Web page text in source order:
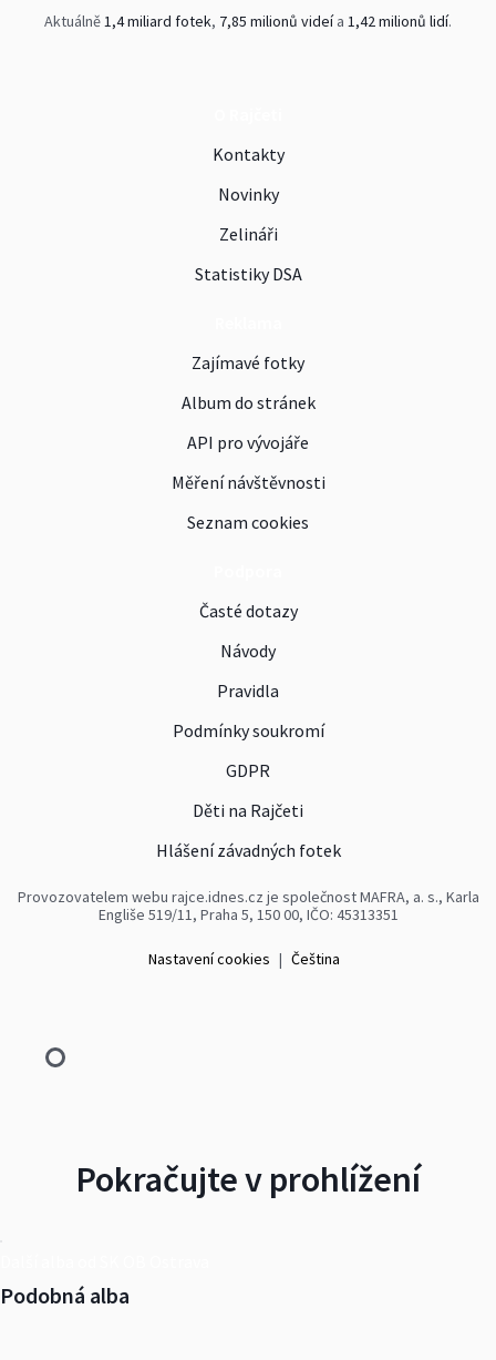
Aktuálně1,4 miliard fotek, 7,85 milionů videía 1,42 milionů lidí.
Kontakty
Novinky
Zelináři
Statistiky DSA
Zajímavé fotky
Album do stránek
API pro vývojáře
Měření návštěvnosti
Seznam cookies
Časté dotazy
Návody
Pravidla
Podmínky soukromí
GDPR
Děti na Rajčeti
Hlášení závadných fotek
Provozovatelem webu rajce.idnes.cz je společnost MAFRA, a. s., Karla
Engliše 519/11, Praha 5, 150 00, IČO: 45313351
Nastavení cookies | Čeština
Pokračujte v prohlížení
Podobná alba